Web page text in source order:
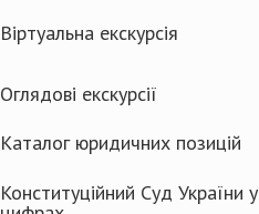
Віртуальна екскурсія
Оглядові екскурсії
Каталог юридичних позицій
Конституційний Суд України у